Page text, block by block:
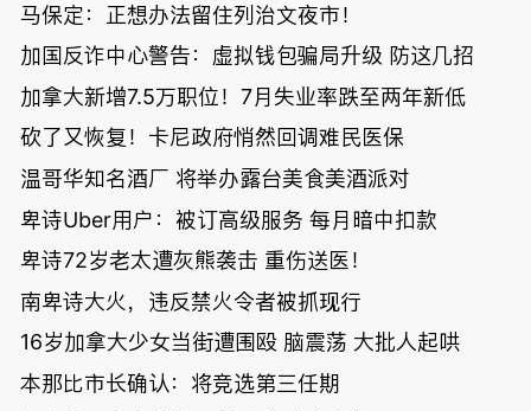
马保定：正想办法留住列治文夜市！
加国反诈中心警告：虚拟钱包骗局升级 防这几招
加拿大新增7.5万职位！7月失业率跌至两年新低
砍了又恢复！卡尼政府悄然回调难民医保
温哥华知名酒厂 将举办露台美食美酒派对
卑诗Uber用户：被订高级服务 每月暗中扣款
卑诗72岁老太遭灰熊袭击 重伤送医！
南卑诗大火，违反禁火令者被抓现行
16岁加拿大少女当街遭围殴 脑震荡 大批人起哄
本那比市长确认：将竞选第三任期